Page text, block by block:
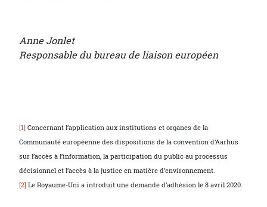
Anne Jonlet
Responsable du bureau de liaison européen
[1] Concernant l’application aux institutions et organes de la
Communauté européenne des dispositions de la convention d’Aarhus
sur l’accès à l’information, la participation du public au processus
décisionnel et l’accès à la justice en matière d’environnement.
[2] Le Royaume-Uni a introduit une demande d’adhésion le 8 avril 2020.